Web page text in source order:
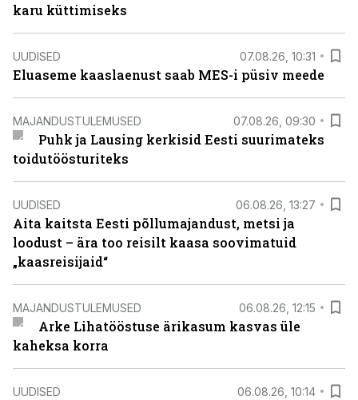
karu küttimiseks
UUDISED 07.08.26, 10:31
Eluaseme kaaslaenust saab MES-i püsiv meede
MAJANDUSTULEMUSED 07.08.26, 09:30
Puhk ja Lausing kerkisid Eesti suurimateks
toidutöösturiteks
UUDISED 06.08.26, 13:27
Aita kaitsta Eesti põllumajandust, metsi ja
loodust – ära too reisilt kaasa soovimatuid
„kaasreisijaid“
MAJANDUSTULEMUSED 06.08.26, 12:15
Arke Lihatööstuse ärikasum kasvas üle
kaheksa korra
UUDISED 06.08.26, 10:14